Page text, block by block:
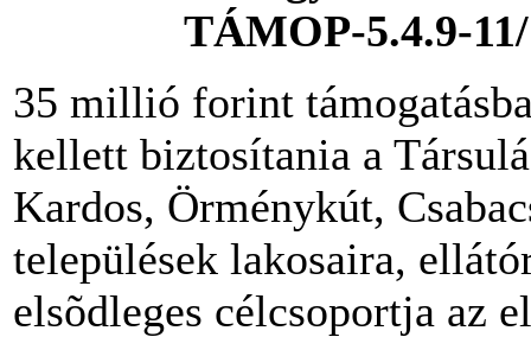
TÁMOP-5.4.9-
35 millió forint
kellett biztosítania a
Kardos, Örménykút,
települések lakosaira,
elsõdleges célcsoportja az